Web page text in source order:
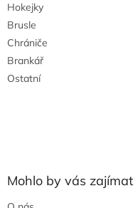
Hokejky
Brusle
Chrániče
Brankář
Ostatní
Mohlo by vás zajímat